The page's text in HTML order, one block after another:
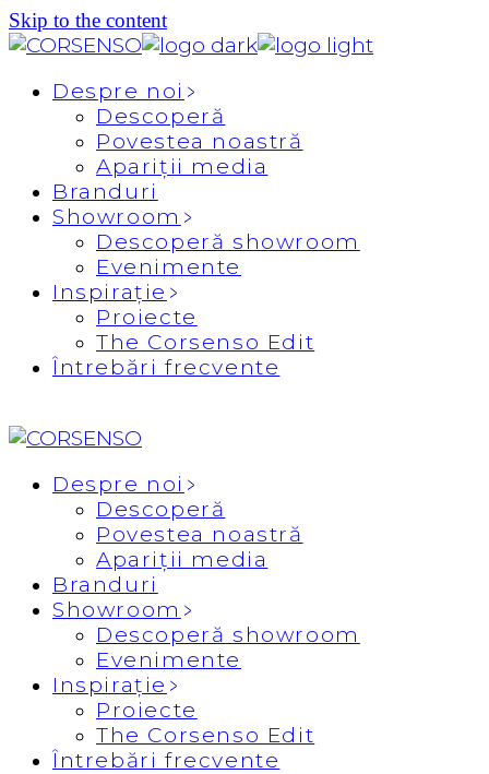
Skip to the content
Despre noi
Descoperă
Povestea noastră
Apariții media
Branduri
Showroom
Descoperă showroom
Evenimente
Inspirație
Proiecte
The Corsenso Edit
Întrebări frecvente
Despre noi
Descoperă
Povestea noastră
Apariții media
Branduri
Showroom
Descoperă showroom
Evenimente
Inspirație
Proiecte
The Corsenso Edit
Întrebări frecvente